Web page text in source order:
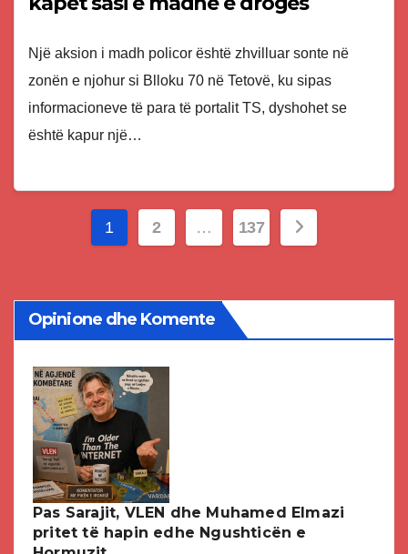
Një aksion i madh policor është zhvilluar sonte në
zonën e njohur si Blloku 70 në Tetovë, ku sipas
informacioneve të para të portalit TS, dyshohet se
është kapur një…
Posts
1 2 … 137
Opinione dhe Komente
Pas Sarajit, VLEN dhe Muhamed Elmazi
pritet të hapin edhe Ngushticën e